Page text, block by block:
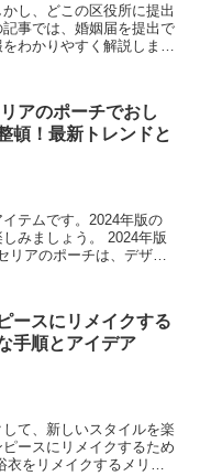
し、どこの区役所に提出
事では、婚姻届を提出で
わかりやすく解説しま
アのポーチでおし
頓！最新トレンドと
テムです。2024年版の
みましょう。 2024年版
リアのポーチは、デザイ
ースにリメイクする
手順とアイデア
て、新しいスタイルを楽
ースにリメイクするため
衣をリメイクするメリッ